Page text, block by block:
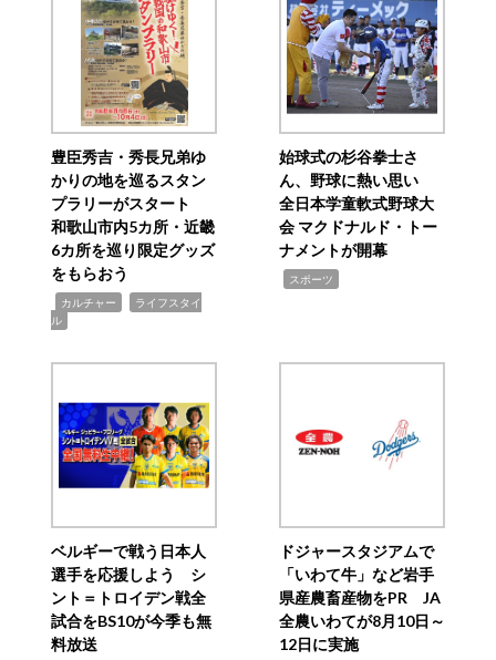
豊臣秀吉・秀長兄弟ゆ
かりの地を巡るスタン
プラリーがスタート
和歌山市内5カ所・近畿
6カ所を巡り限定グッズ
をもらおう
カルチャー
ライフスタイ
ル
始球式の杉谷拳士さ
ん、野球に熱い思い
全日本学童軟式野球大
会 マクドナルド・トー
ナメントが開幕
スポーツ
ベルギーで戦う日本人
選手を応援しよう シ
ント＝トロイデン戦全
試合をBS10が今季も無
料放送
ドジャースタジアムで
「いわて牛」など岩手
県産農畜産物をPR JA
全農いわてが8月10日～
12日に実施